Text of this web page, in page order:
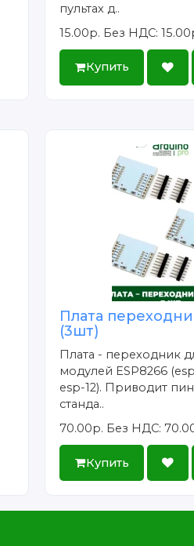
пультах д..
15.00р. Без НДС:
Купить
Плата
(3шт)
Плата - переходник
модулей ESP8266
esp-12). Приводит
станда..
70.00р. Без НДС:
Купить